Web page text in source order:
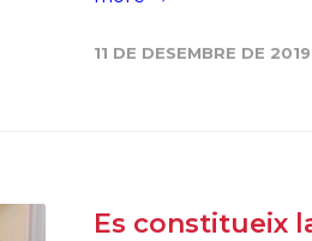
11 DE DESEMBRE DE 2019
Es constitueix